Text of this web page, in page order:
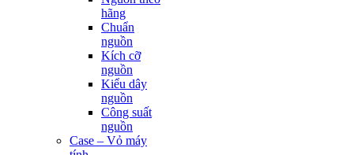
hãng
Chuẩn
nguồn
Kích cỡ
nguồn
Kiểu dây
nguồn
Công suất
nguồn
Case – Vỏ máy